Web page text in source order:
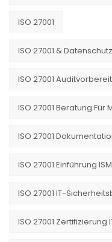
ISO 27001
ISO 27001 &
ISO 27001
ISO 27001 Beratung Für
ISO 27001
ISO 27001 Einführung
ISO 27001 IT-
ISO 27001 Zertifizierung